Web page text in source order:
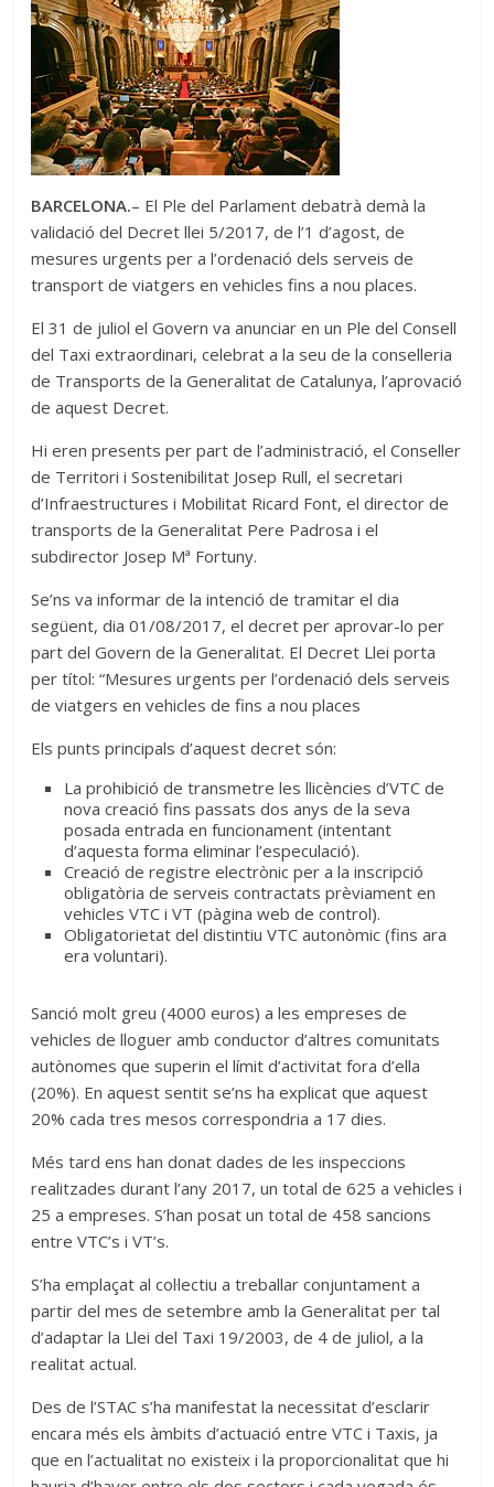
BARCELONA.– El Ple del Parlament debatrà demà la
validació del Decret llei 5/2017, de l’1 d’agost, de
mesures urgents per a l’ordenació dels serveis de
transport de viatgers en vehicles fins a nou places.
El 31 de juliol el Govern va anunciar en un Ple del Consell
del Taxi extraordinari, celebrat a la seu de la conselleria
de Transports de la Generalitat de Catalunya, l’aprovació
de aquest Decret.
Hi eren presents per part de l’administració, el Conseller
de Territori i Sostenibilitat Josep Rull, el secretari
d’Infraestructures i Mobilitat Ricard Font, el director de
transports de la Generalitat Pere Padrosa i el
subdirector Josep Mª Fortuny.
Se’ns va informar de la intenció de tramitar el dia
següent, dia 01/08/2017, el decret per aprovar-lo per
part del Govern de la Generalitat. El Decret Llei porta
per títol: “Mesures urgents per l’ordenació dels serveis
de viatgers en vehicles de fins a nou places
Els punts principals d’aquest decret són:
La prohibició de transmetre les llicències d’VTC de
nova creació fins passats dos anys de la seva
posada entrada en funcionament (intentant
d’aquesta forma eliminar l’especulació).
Creació de registre electrònic per a la inscripció
obligatòria de serveis contractats prèviament en
vehicles VTC i VT (pàgina web de control).
Obligatorietat del distintiu VTC autonòmic (fins ara
era voluntari).
Sanció molt greu (4000 euros) a les empreses de
vehicles de lloguer amb conductor d’altres comunitats
autònomes que superin el límit d’activitat fora d’ella
(20%). En aquest sentit se’ns ha explicat que aquest
20% cada tres mesos correspondria a 17 dies.
Més tard ens han donat dades de les inspeccions
realitzades durant l’any 2017, un total de 625 a vehicles i
25 a empreses. S’han posat un total de 458 sancions
entre VTC’s i VT’s.
S’ha emplaçat al col·lectiu a treballar conjuntament a
partir del mes de setembre amb la Generalitat per tal
d’adaptar la Llei del Taxi 19/2003, de 4 de juliol, a la
realitat actual.
Des de l’STAC s’ha manifestat la necessitat d’esclarir
encara més els àmbits d’actuació entre VTC i Taxis, ja
que en l’actualitat no existeix i la proporcionalitat que hi